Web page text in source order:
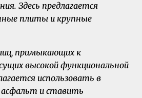
Здесь предлагается
плиты и крупные
примыкающих к
высокой функциональной
использовать в
и ставить